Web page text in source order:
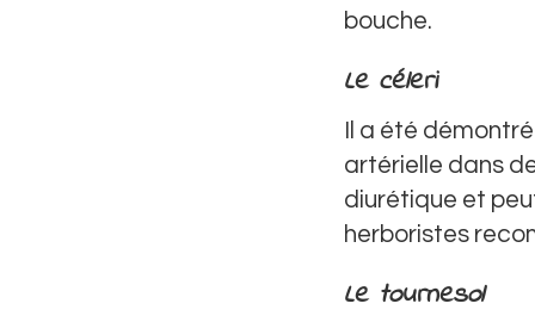
bouche.
Le céleri
Il a été
artérielle dans
diurétique et
herboristes
Le tournesol